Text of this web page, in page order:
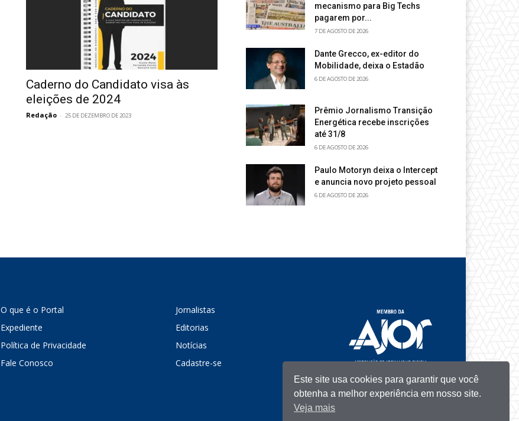
Caderno do Candidato visa às
eleições de 2024
Redação - 25 DE DEZEMBRO DE 2023
mecanismo para Big Techs
pagarem por...
7 DE AGOSTO DE 2026
Dante Grecco, ex-editor do
Mobilidade, deixa o Estadão
6 DE AGOSTO DE 2026
Prêmio Jornalismo Transição
Energética recebe inscrições
até 31/8
6 DE AGOSTO DE 2026
Paulo Motoryn deixa o Intercept
e anuncia novo projeto pessoal
6 DE AGOSTO DE 2026
O que é o Portal
Expediente
Política de Privacidade
Fale Conosco
Jornalistas
Editorias
Notícias
Cadastre-se
Este site usa cookies para garantir que você
obtenha a melhor experiência em nosso site.
Veja mais